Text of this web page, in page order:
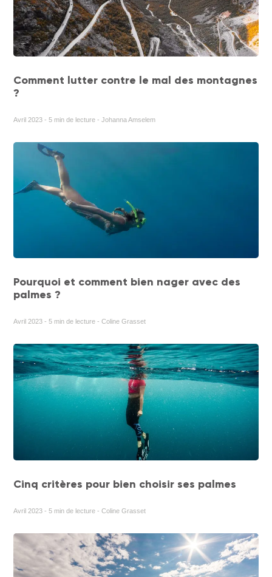
Comment lutter contre le mal des montagnes
?
Avril 2023 - 5 min de lecture - Johanna Amselem
Pourquoi et comment bien nager avec des
palmes ?
Avril 2023 - 5 min de lecture - Coline Grasset
Cinq critères pour bien choisir ses palmes
Avril 2023 - 5 min de lecture - Coline Grasset